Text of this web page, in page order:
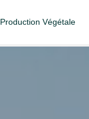
Production Végétale